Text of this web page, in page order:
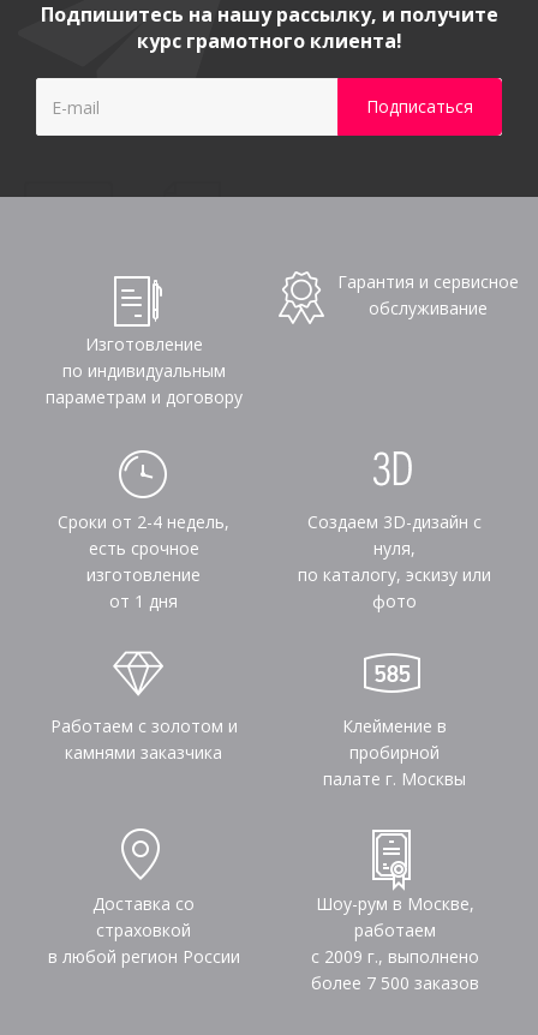
Подпишитесь на нашу рассылку, и получите
курс грамотного клиента!
Изготовление
по индивидуальным
параметрам и договору
Гарантия и сервисное
обслуживание
Сроки от 2-4 недель,
есть срочное
изготовление
от 1 дня
Создаем 3D-дизайн с
нуля,
по каталогу, эскизу или
фото
Работаем с золотом и
камнями заказчика
Клеймение в
пробирной
палате г. Москвы
Доставка со
страховкой
в любой регион России
Шоу-рум в Москве,
работаем
с 2009 г., выполнено
более 7 500 заказов